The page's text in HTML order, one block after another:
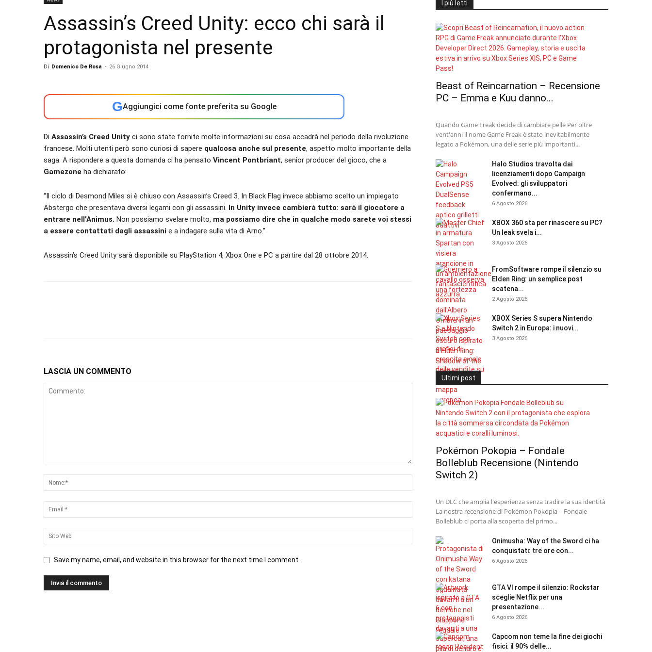
Assassin’s Creed Unity: ecco chi sarà il
protagonista nel presente
Di Domenico De Rosa - 26 Giugno 2014
GAggiungici come fonte preferita su Google
Di Assassin’s Creed Unity ci sono state fornite molte informazioni su cosa accadrà nel periodo della rivoluzione
francese. Molti utenti però sono curiosi di sapere qualcosa anche sul presente, aspetto molto importante della
saga. A rispondere a questa domanda ci ha pensato Vincent Pontbriant, senior producer del gioco, che a
Gamezone ha dichiarato:
“Il ciclo di Desmond Miles si è chiuso con Assassin’s Creed 3. In Black Flag invece abbiamo scelto un impiegato
Abstergo che presentava diversi legami con gli assassini. In Unity invece cambierà tutto: sarà il giocatore a
entrare nell’Animus. Non possiamo svelare molto, ma possiamo dire che in qualche modo sarete voi stessi
a essere contattati dagli assassini e a indagare sulla vita di Arno.”
Assassin’s Creed Unity sarà disponibile su PlayStation 4, Xbox One e PC a partire dal 28 ottobre 2014.
LASCIA UN COMMENTO
Save my name, email, and website in this browser for the next time I comment.
I più letti
Beast of Reincarnation – Recensione
PC – Emma e Kuu danno...
Quando Game Freak decide di cambiare pelle Per oltre
vent'anni il nome Game Freak è stato inevitabilmente
legato a Pokémon, una delle serie più importanti...
Halo Studios travolta dai
licenziamenti dopo Campaign
Evolved: gli sviluppatori
confermano...
6 Agosto 2026
XBOX 360 sta per rinascere su PC?
Un leak svela i...
3 Agosto 2026
FromSoftware rompe il silenzio su
Elden Ring: un semplice post
scatena...
2 Agosto 2026
XBOX Series S supera Nintendo
Switch 2 in Europa: i nuovi...
3 Agosto 2026
Ultimi post
Pokémon Pokopia – Fondale
Bolleblub Recensione (Nintendo
Switch 2)
Un DLC che amplia l'esperienza senza tradire la sua identità
La nostra recensione di Pokémon Pokopia – Fondale
Bolleblub ci porta alla scoperta del primo...
Onimusha: Way of the Sword ci ha
conquistati: tre ore con...
6 Agosto 2026
GTA VI rompe il silenzio: Rockstar
sceglie Netflix per una
presentazione...
6 Agosto 2026
Capcom non teme la fine dei giochi
fisici: il 90% delle...